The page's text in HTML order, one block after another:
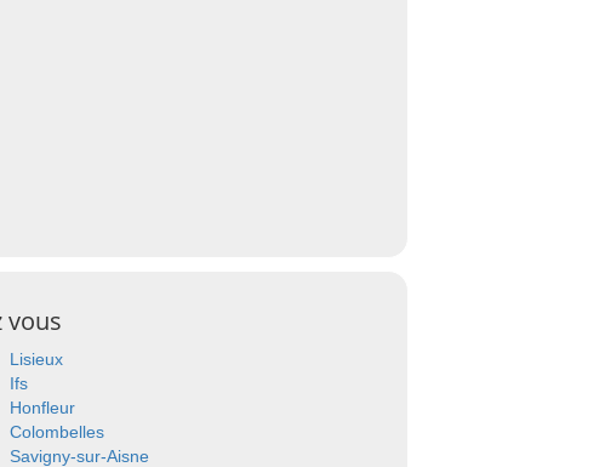
vous
Lisieux
Ifs
Honfleur
Colombelles
Savigny-sur-Aisne